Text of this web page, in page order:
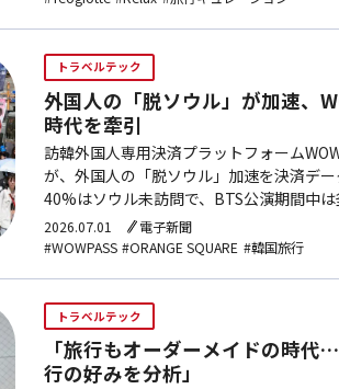
トラベルテック
外国人の「脱ソウル」が加速、
時代を牽引
訪韓外国人専用決済プラットフォーム
が、外国人の「脱ソウル」加速を決済デ
40%はソウル未訪問で、BTS公演期間中
78%増となった。
2026.07.01
電子新聞
#WOWPASS #ORANGE SQUARE #韓国旅行
トラベルテック
「旅行もオーダーメイドの時
行の好みを分析」